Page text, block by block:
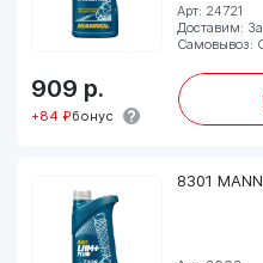
Арт: 24721
Доставим:
Самовывоз:
909 р.
+84 ₽бонус
8301